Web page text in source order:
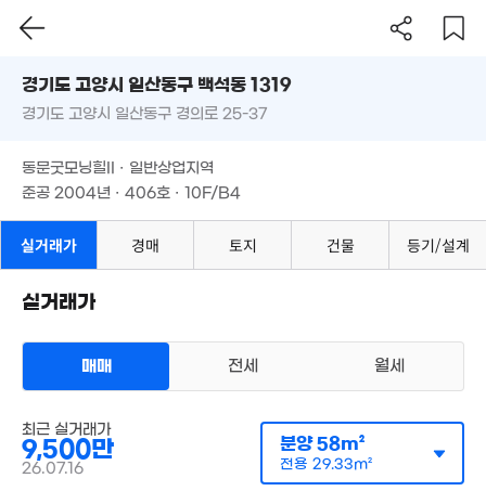
59m²
오피스텔
58m²/전용29m²
계약일 '26. 07
필터 매물 탐색
경기도 고양시 일산동구 백석동 1319
준공 2004년 · 406호 · 10F/B4
경기도 고양시 일산동구 백석동 1319
경기도 고양시 일산동구 경의로 25-37
동문굿모닝힐II · 일반상업지역
준공 2004년 · 406호 · 10F/B4
실거래가 경매 토지 건물 등기/설계
실거래가
매매 전세 월세
최근 실거래가
9,500만
26.07.16
분양58m²
전용 29.33m²